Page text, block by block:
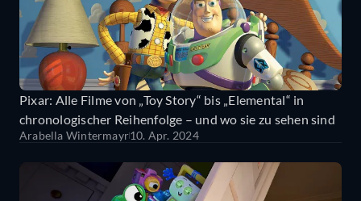
Pixar: Alle Filme von „Toy Story“ bis „Elemental“ in
chronologischer Reihenfolge – und wo sie zu sehen sind
Arabella Wintermayr10. Apr. 2024